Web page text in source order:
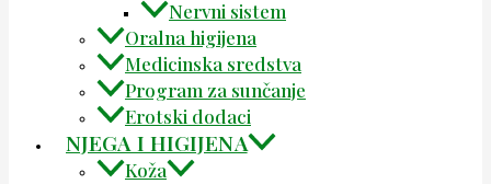
Nervni sistem
Oralna higijena
Medicinska sredstva
Program za sunčanje
Erotski dodaci
NJEGA I HIGIJENA
Koža